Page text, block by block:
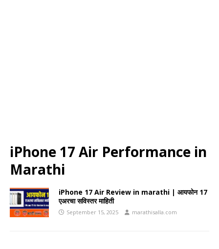
iPhone 17 Air Performance in
Marathi
iPhone 17 Air Review in marathi | आयफोन 17
एअरचा सविस्तर माहिती
September 15, 2025 marathisalla.com